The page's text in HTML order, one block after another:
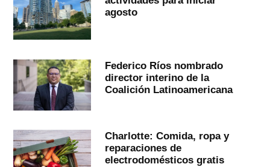
agosto
Federico Ríos nombrado
director interino de la
Coalición Latinoamericana
Charlotte: Comida, ropa y
reparaciones de
electrodomésticos gratis